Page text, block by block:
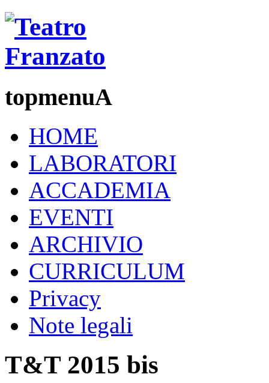
topmenuA
HOME
LABORATORI
ACCADEMIA
EVENTI
ARCHIVIO
CURRICULUM
Privacy
Note legali
T&T 2015 bis